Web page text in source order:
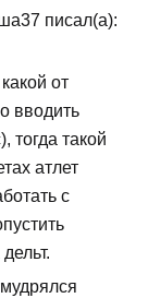
писал(а):
от
вводить
тогда такой
атлет
с